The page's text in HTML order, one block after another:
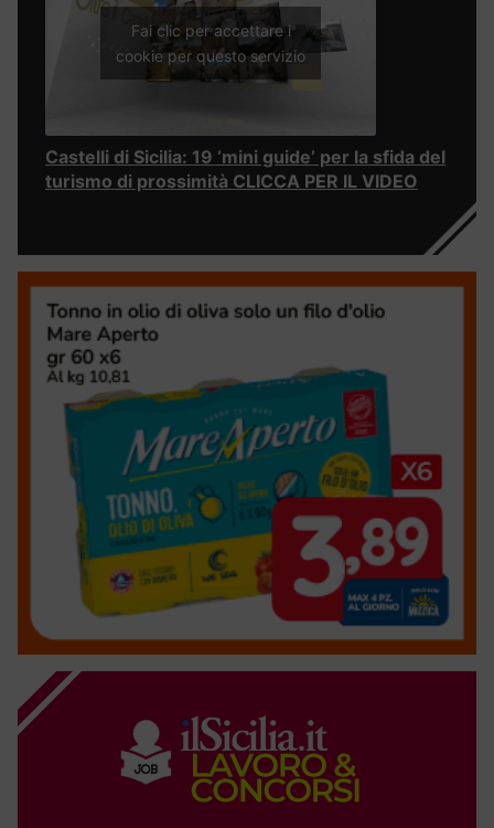
Fai clic per accettare i
cookie per questo servizio
Castelli di Sicilia: 19 ‘mini guide’ per la sfida del
turismo di prossimità CLICCA PER IL VIDEO